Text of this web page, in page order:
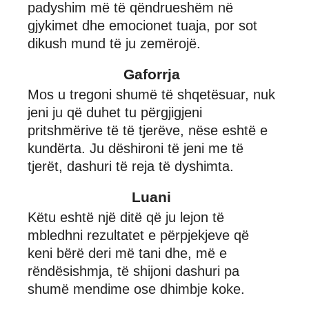
padyshim më të qëndrueshëm në
gjykimet dhe emocionet tuaja, por sot
dikush mund të ju zemërojë.
Gaforrja
Mos u tregoni shumë të shqetësuar, nuk
jeni ju që duhet tu përgjigjeni
pritshmërive të të tjerëve, nëse eshtë e
kundërta. Ju dëshironi të jeni me të
tjerët, dashuri të reja të dyshimta.
Luani
Këtu eshtë një ditë që ju lejon të
mbledhni rezultatet e përpjekjeve që
keni bërë deri më tani dhe, më e
rëndësishmja, të shijoni dashuri pa
shumë mendime ose dhimbje koke.